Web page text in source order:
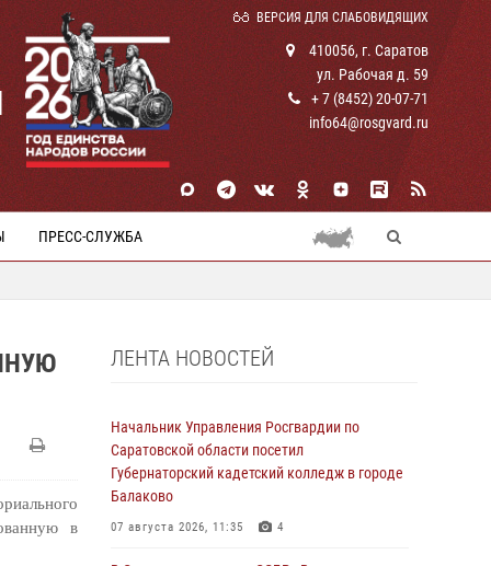
ВЕРСИЯ ДЛЯ СЛАБОВИДЯЩИХ
410056, г. Саратов
ул. Рабочая д. 59
+ 7 (8452) 20-07-71
info64@rosgvard.ru
ПРЕСС-СЛУЖБА
в
ЛЕНТА НОВОСТЕЙ
Начальник Управления Росгвардии по
Саратовской области посетил
Губернаторский кадетский колледж в городе
Балаково
07 августа 2026, 11:35 4